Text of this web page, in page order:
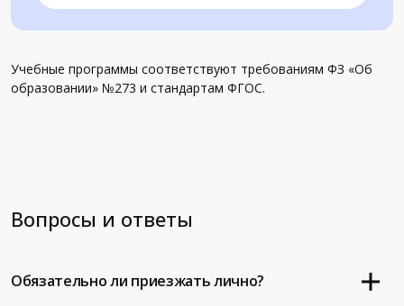
Учебные программы соответствуют требованиям ФЗ «Об
образовании» №273 и стандартам ФГОС.
Вопросы и ответы
Обязательно ли приезжать лично?